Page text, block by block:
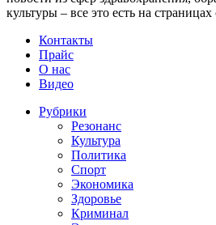
культуры – все это есть на страницах
Контакты
Прайс
О нас
Видео
Рубрики
Резонанс
Культура
Политика
Спорт
Экономика
Здоровье
Криминал